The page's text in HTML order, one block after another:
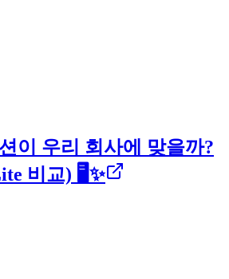
이 우리 회사에 맞을까?
비교) 🖥️✨